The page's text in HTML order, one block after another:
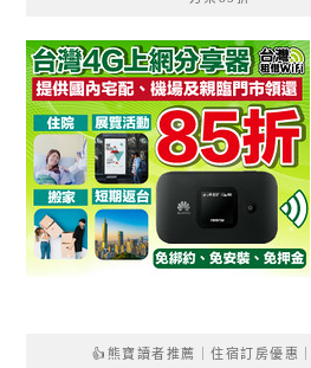
👍熊寶讀者推薦｜住宿訂房優惠